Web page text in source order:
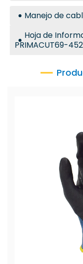
Manejo de
Hoja de
PRIMACUT69-